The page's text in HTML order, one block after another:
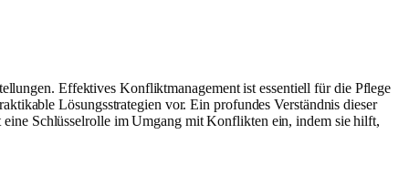
Effektives Konfliktmanagement ist essentiell für die Pflege
Lösungsstrategien vor. Ein profundes Verständnis dieser
Schlüsselrolle im Umgang mit Konflikten ein, indem sie hilft,